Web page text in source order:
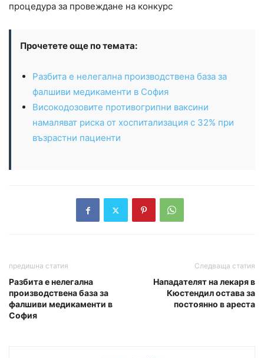
процедура за провеждане на конкурс
Прочетете още по темата:
Разбита е нелегална производствена база за
фалшиви медикаменти в София
Високодозовите противогрипни ваксини
намаляват риска от хоспитализация с 32% при
възрастни пациенти
предишна статия
Разбита е нелегална
производствена база за
фалшиви медикаменти в
София
Следваща статия
Нападателят на лекаря в
Кюстендил остава за
постоянно в ареста